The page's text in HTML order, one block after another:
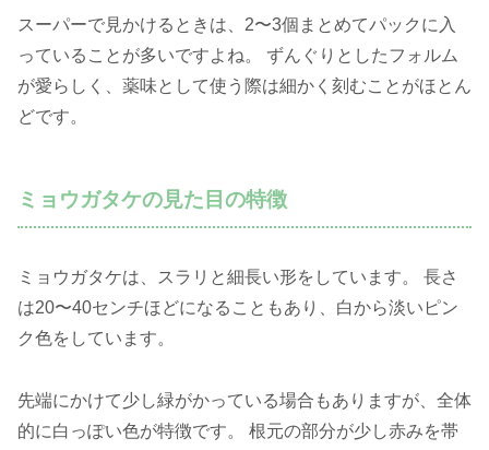
スーパーで見かけるときは、2〜3個まとめてパックに入
っていることが多いですよね。 ずんぐりとしたフォルム
が愛らしく、薬味として使う際は細かく刻むことがほとん
どです。
ミョウガタケの見た目の特徴
ミョウガタケは、スラリと細長い形をしています。 長さ
は20〜40センチほどになることもあり、白から淡いピン
ク色をしています。
先端にかけて少し緑がかっている場合もありますが、全体
的に白っぽい色が特徴です。 根元の部分が少し赤みを帯